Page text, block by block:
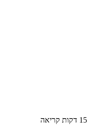
15 דקות קריאה